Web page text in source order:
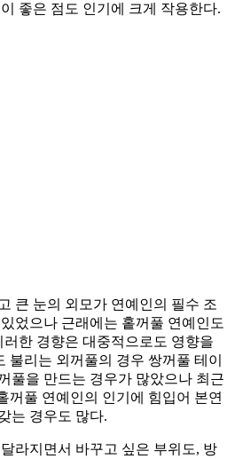
좋은 점도 인기에 크게 작용한다.
큰 눈의 외모가 연예인의 필수 조
었으나 근래에는 홑꺼풀 연예인도
한 경향은 대중적으로도 영향을
불리는 외꺼풀의 경우 쌍꺼풀 테이
풀을 만드는 경우가 많았으나 최근
꺼풀 연예인의 인기에 힘입어 본연
는 경우도 많다.
라지면서 바꾸고 싶은 부위도, 방